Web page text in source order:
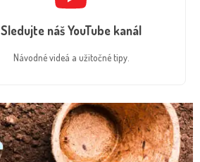
Sledujte náš YouTube kanál
Návodné videá a užitočné tipy.